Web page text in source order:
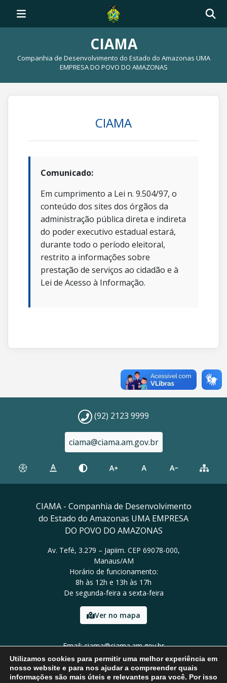
CIAMA
Companhia de Desenvolvimento do Estado do Amazonas UMA
EMPRESA DO POVO DO AMAZONAS
CIAMA
Comunicado:
Em cumprimento a Lei n. 9.504/97, o
conteúdo dos sites dos órgãos da
administração pública direta e indireta
do poder executivo estadual estará,
durante todo o período eleitoral,
restrito a informações sobre
prestação de serviços ao cidadão e à
Lei de Acesso à Informação.
(92) 2123 9999
ciama@ciama.am.gov.br
CIAMA - Companhia de Desenvolvimento
do Estado do Amazonas UMA EMPRESA
DO POVO DO AMAZONAS
Av. Tefé, 3.279 – Japiim. CEP 69078-000,
Manaus/AM
Horário de funcionamento:
8h às 12h e 13h às 17h
De segunda-feira a sexta-feira
Ver no mapa
Email: ciama@ciama.am.gov.br
Tel: (92) 2123 9999
Utilizamos cookies para permitir uma melhor experiência em
nosso website e para nos ajudar a compreender quais
informações são mais úteis e relevantes para você. Por isso